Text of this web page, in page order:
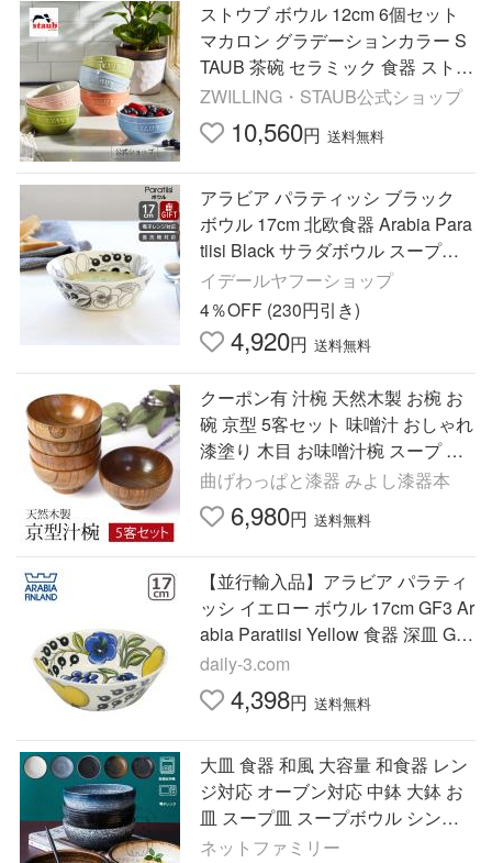
ストウブ ボウル 12cm 6個セット
マカロン グラデーションカラー S
TAUB 茶碗 セラミック 食器 ストー
ブ スープボウル
ZWILLING・STAUB公式ショップ
10,560円 送料無料
アラビア パラティッシ ブラック
ボウル 17cm 北欧食器 Arabia Para
tiisi Black サラダボウル スープボ
ウル ギフト 結婚祝い プレゼント
爆買
イデールヤフーショップ
4％OFF (230円引き)
4,920円 送料無料
クーポン有 汁椀 天然木製 お椀 お
碗 京型 5客セット 味噌汁 おしゃれ
漆塗り 木目 お味噌汁椀 スープ ス
ープボウル 軽い おわん シンプル 5
点 5個
曲げわっぱと漆器 みよし漆器本
6,980円 送料無料
【並行輸入品】アラビア パラティ
ッシ イエロー ボウル 17cm GF3 Ar
abia Paratiisi Yellow 食器 深皿 GF
3
daily-3.com
4,398円 送料無料
大皿 食器 和風 大容量 和食器 レン
ジ対応 オーブン対応 中鉢 大鉢 お
皿 スープ皿 スープボウル シンプ
ル 北欧風 好きに エレガント 全5色
ネットファミリー